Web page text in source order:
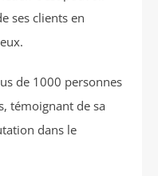
ses clients en
de 1000 personnes
témoignant de sa
dans le